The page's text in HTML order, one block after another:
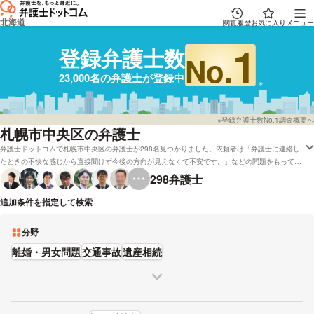
北海道 閲覧履歴お気に入り メニュー
登録弁護士数
23,000名の弁護士が登録中No.1
※登録弁護士数No.1調査概要へ
札幌市中央区の弁護士
弁護士ドットコムで札幌市中央区の弁護士が298名見つかりました。依頼者は「弁護士に連絡し
たときの不快な感じから直接聞けず今後の方向が見えなくて不安です。」などの問題をもってい
たり、「その場合、弁護士さんから会社や自宅にも連絡が入るようになってしまうのでしょう
か?」といった不安を抱えております。弁護士ドットコムでは弁護士費用を分割払いで受付して
くれる弁護士や札幌市中央区で初回相談を無料で受付してくれる弁護士など、さまざまな希望の
ことができます。弁護士の中には「民事事件全般や,離婚や相続などの家事事件,多重債務整理な
ど,幅広いサポートを提供する,生活者の視点に立った,身近な法律家を目指します。」「事件の大
小を問わず、長年蓄積した経験と複数の弁護士のチームワークにより、どんな困難な状況であっ
てもベストな解決を目指します。」とおっしゃる方もいます。資格や営業時間などの条件を考慮
298弁護士
追加条件を指定して検索
分野
離婚・男女問題交通事故遺産相続